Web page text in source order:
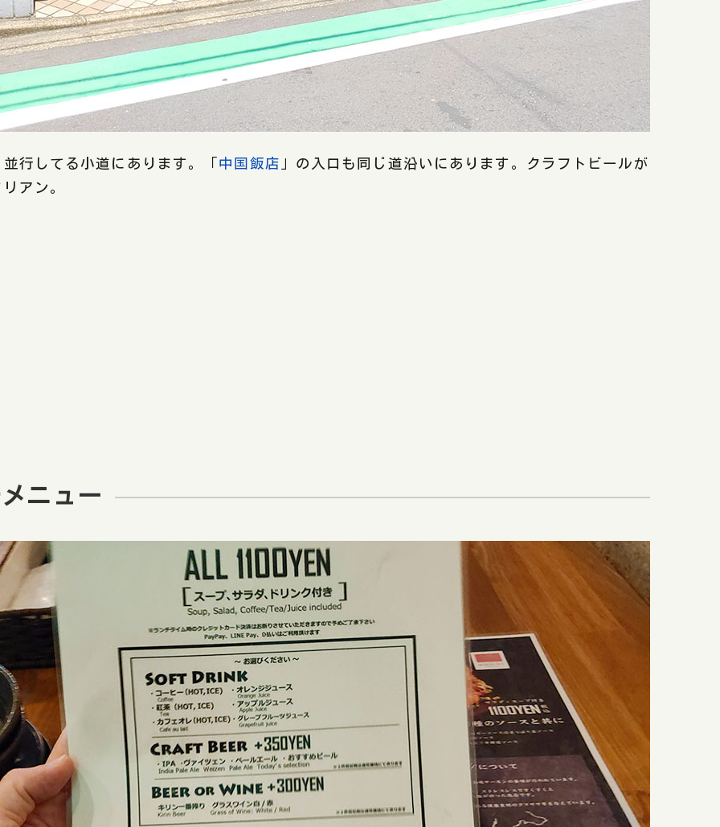
行してる小道にあります。「中国飯店」の入口も同じ道沿いにあります。クラフトビールが
アン。
ニュー